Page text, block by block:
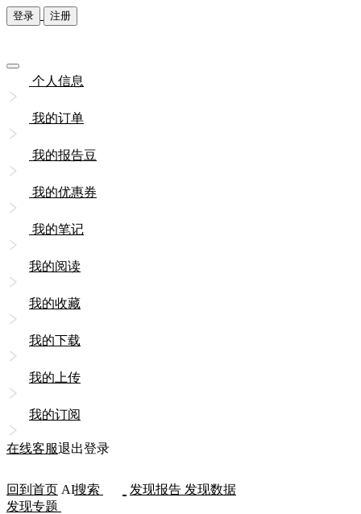
登录 注册
个人信息
我的订单
我的报告豆
我的优惠券
我的笔记
我的阅读
我的收藏
我的下载
我的上传
我的订阅
在线客服退出登录
回到首页 AI搜索 发现报告 发现数据
发现专题